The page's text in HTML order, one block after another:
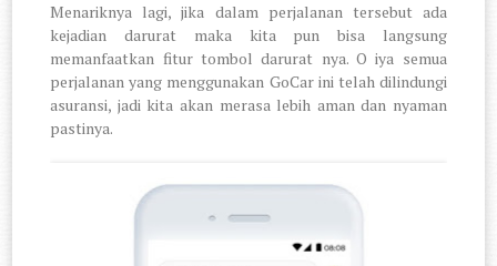
Menariknya lagi, jika dalam perjalanan tersebut ada
kejadian darurat maka kita pun bisa langsung
memanfaatkan fitur tombol darurat nya. O iya semua
perjalanan yang menggunakan GoCar ini telah dilindungi
asuransi, jadi kita akan merasa lebih aman dan nyaman
pastinya.